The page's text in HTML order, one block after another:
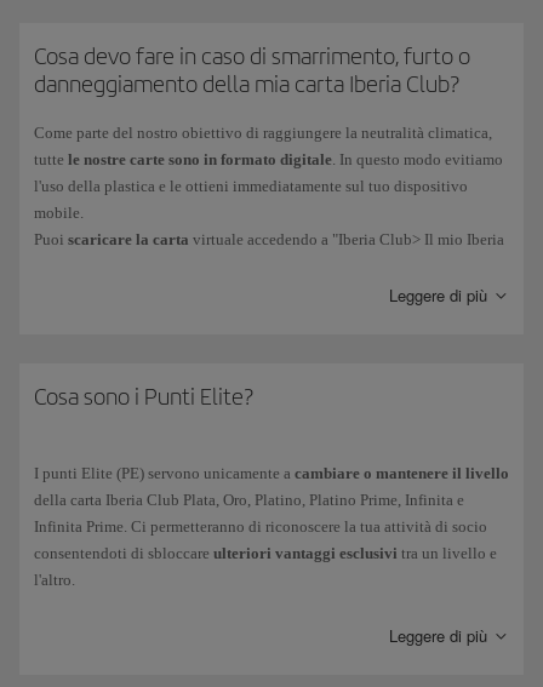
Cosa devo fare in caso di smarrimento, furto o
danneggiamento della mia carta Iberia Club?
Come parte del nostro obiettivo di raggiungere la neutralità climatica,
tutte le nostre carte sono in formato digitale. In questo modo evitiamo
l'uso della plastica e le ottieni immediatamente sul tuo dispositivo
mobile.
Puoi scaricare la carta virtuale accedendo a "Iberia Club> Il mio Iberia
per portare la tua carta sul tuo cellulare e potrai anche accedere a
Prime possono contattare il Servizio Clienti Iberia Club.
Leggere di più
Cosa sono i Punti Elite?
I punti Elite (PE) servono unicamente a cambiare o mantenere il livello
della carta Iberia Club Plata, Oro, Platino, Platino Prime, Infinita e
Infinita Prime. Ci permetteranno di riconoscere la tua attività di socio
consentendoti di sbloccare ulteriori vantaggi esclusivi tra un livello e
l'altro.
dell'anno successivo. Saranno i PE accumulati durante tale periodo a
Leggere di più